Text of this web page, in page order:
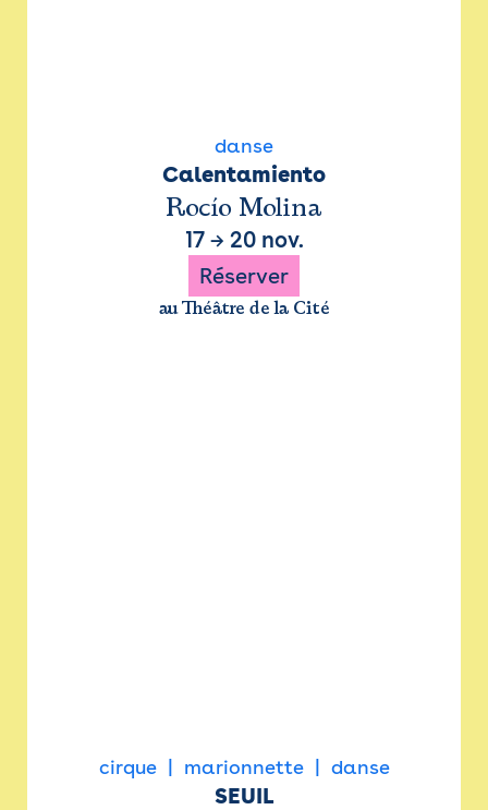
danse
Calentamiento
Rocío Molina
17→ 20 nov.
Réserver
au Théâtre de la Cité
cirque marionnette danse
SEUIL